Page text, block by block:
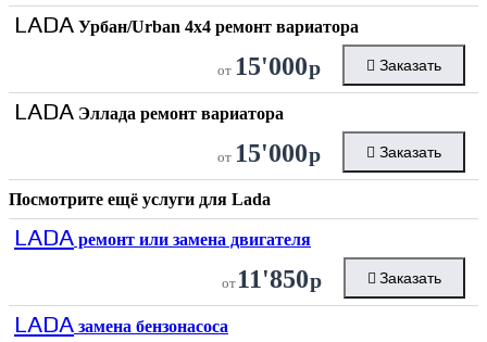
LADA Урбан/Urban 4х4 ремонт вариатора
от 15'000р Заказать
LADA Эллада ремонт вариатора
от 15'000р Заказать
Посмотрите ещё услуги для Lada
LADA ремонт или замена двигателя
от 11'850р Заказать
LADA замена бензонасоса